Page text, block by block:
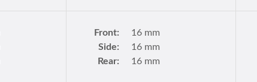
Front:
16 mm
Side:
16 mm
Rear:
16 mm